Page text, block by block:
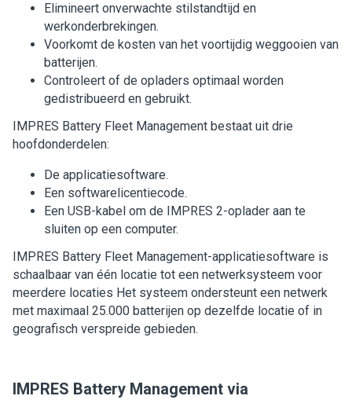
Elimineert onverwachte stilstandtijd en
werkonderbrekingen.
Voorkomt de kosten van het voortijdig weggooien van
batterijen.
Controleert of de opladers optimaal worden
gedistribueerd en gebruikt.
IMPRES Battery Fleet Management bestaat uit drie
hoofdonderdelen:
De applicatiesoftware.
Een softwarelicentiecode.
Een USB-kabel om de IMPRES 2-oplader aan te
sluiten op een computer.
IMPRES Battery Fleet Management-applicatiesoftware is
schaalbaar van één locatie tot een netwerksysteem voor
meerdere locaties Het systeem ondersteunt een netwerk
met maximaal 25.000 batterijen op dezelfde locatie of in
geografisch verspreide gebieden.
IMPRES Battery Management via